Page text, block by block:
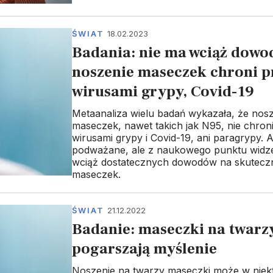
ŚWIAT 18.02.2023
Badania: nie ma wciąż
noszenie maseczek chroni
wirusami grypy, Covid-19
Metaanaliza wielu badań wykazała, że
maseczek, nawet takich jak N95, nie
wirusami grypy i Covid-19, ani paragrypy.
podważane, ale z naukowego punktu
wciąż dostatecznych dowodów na
maseczek.
ŚWIAT 21.12.2022
Badanie: maseczki na
pogarszają myślenie
Noszenie na twarzy maseczki może w